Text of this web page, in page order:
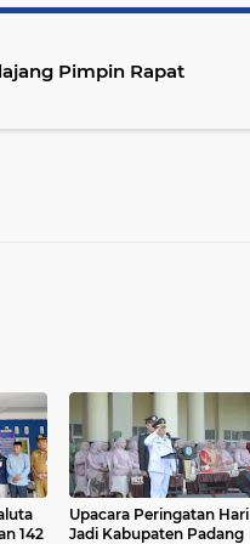
Pimpin Rapat
142
Upacara Peringatan Hari
Jadi Kabupaten Padang